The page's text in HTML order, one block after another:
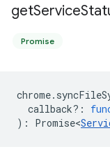
getService
Promise
chrome.
callback? :
) : Promise<